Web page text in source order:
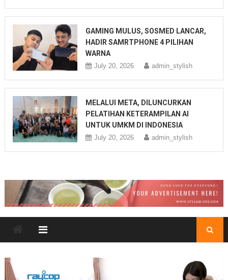
GAMING MULUS, SOSMED LANCAR,
HADIR SAMRTPHONE 4 PILIHAN
WARNA
July 20, 2026 admin_stylish
MELALUI META, DILUNCURKAN
PELATIHAN KETERAMPILAN AI
UNTUK UMKM DI INDONESIA
July 20, 2026 admin_stylish